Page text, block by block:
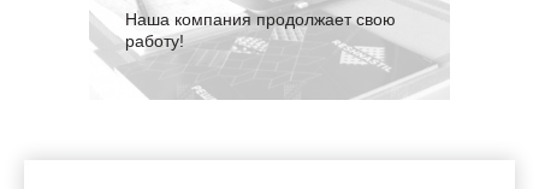
Наша компания продолжает свою
работу!